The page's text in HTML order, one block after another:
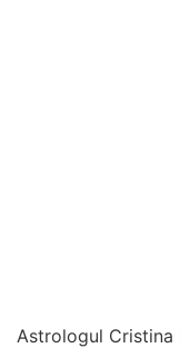
Astrologul